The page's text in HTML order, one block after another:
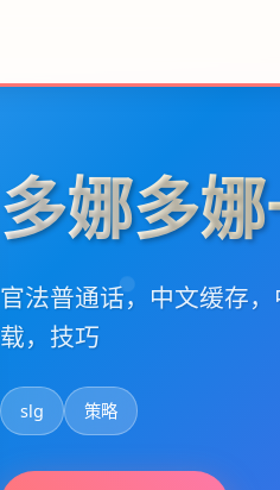
多娜多
官法普通话，中文缓存
载，技巧
slg 策略